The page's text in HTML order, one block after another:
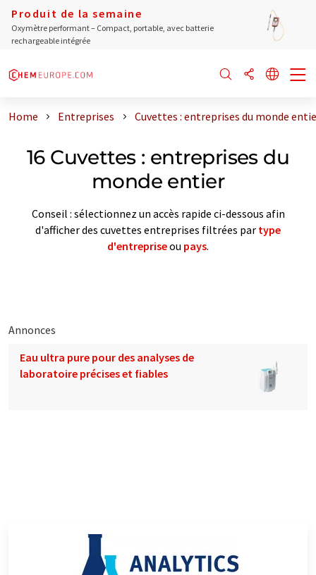
Produit de la semaine
Oxymètre performant – Compact, portable, avec batterie
rechargeable intégrée
Home Entreprises Cuvettes : entreprises du monde
16 Cuvettes : entreprises du
monde entier
Conseil : sélectionnez un accès rapide ci-dessous afin
d'afficher des cuvettes entreprises filtrées par type
d'entrepriseou pays.
Annonces
Eau ultra pure pour des analyses de
laboratoire précises et fiables